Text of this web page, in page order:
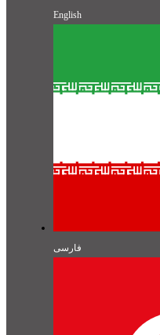
English
فارسی